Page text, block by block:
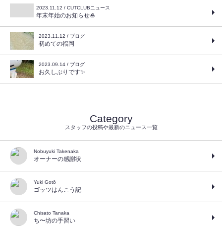
2023.11.12 / CUTCLUBニュース
年末年始のお知らせ🎍
2023.11.12 / ブログ
初めての福岡
2023.09.14 / ブログ
お久しぶりです✨
Category
スタッフの投稿や最新のニュース一覧
Nobuyuki Takenaka
オーナーの感謝状
Yuki Gotō
ゴッツはんこう記
Chisato Tanaka
ち〜坊の手習い